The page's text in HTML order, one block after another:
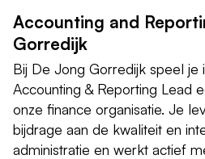
Accounting and
Gorredijk
Bij De Jong Gorredijk speel je
Accounting & Reporting Lead
onze finance organisatie. Je
bijdrage aan de kwaliteit en
administratie en werkt actief